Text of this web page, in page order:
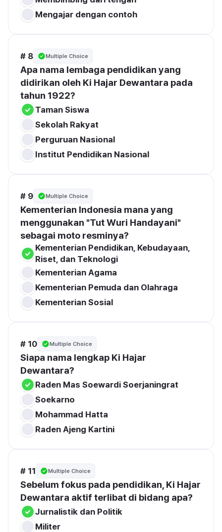
Mengajar dengan contoh
# 8 Multiple Choice
Apa nama lembaga pendidikan yang
didirikan oleh Ki Hajar Dewantara pada
Taman Siswa
Sekolah Rakyat
Perguruan Nasional
Institut Pendidikan Nasional
# 9 Multiple Choice
Kementerian Indonesia mana yang
menggunakan "Tut Wuri Handayani"
sebagai moto resminya?
Kementerian Pendidikan, Kebudayaan,
Riset, dan Teknologi
Kementerian Agama
Kementerian Pemuda dan Olahraga
Kementerian Sosial
# 10 Multiple Choice
Siapa nama lengkap Ki Hajar
Raden Mas Soewardi Soerjaningrat
Soekarno
Mohammad Hatta
Raden Ajeng Kartini
# 11 Multiple Choice
Sebelum fokus pada pendidikan, Ki Hajar
Jurnalistik dan Politik
Militer